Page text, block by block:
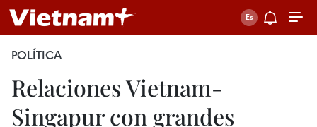
POLÍTICA
Relaciones Vietnam-
Singapur con grandes